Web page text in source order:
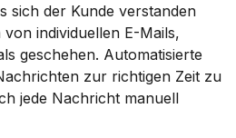
sich der Kunde verstanden
individuellen E-Mails,
geschehen. Automatisierte
zur richtigen Zeit zu
jede Nachricht manuell